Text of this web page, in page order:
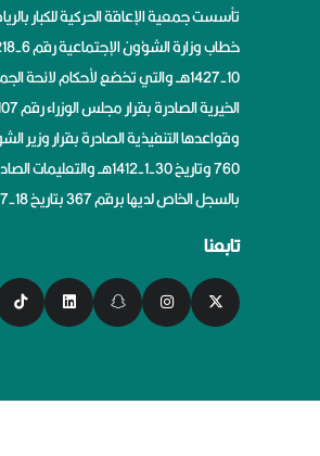
تأسست جمعية الإعاقة الحركية للكبار
10-1427هــ والتي تخضع لأحكام
وقواعدها التنفيذية الصادرة بقرار وزير
760 وتاريخ 30-1-1412هــ
بالسجل الخاص لديها برقم 367 بتاريخ 18-7-1428هــ.
تابعنا